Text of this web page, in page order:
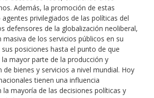
Además, la promoción de estas
privilegiados de las políticas del
defensores de la globalización neoliberal,
masiva de los servicios públicos en su
posiciones hasta el punto de que
mayor parte de la producción y
de bienes y servicios a nivel mundial. Hoy
tienen una influencia
mayoría de las decisiones políticas y